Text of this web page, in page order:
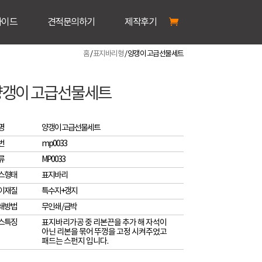
드 견적문의하기 제작후기
홈/표지바리형/ 양갱이 고급선물세트
이 고급선물세트
양갱이 고급선물세트
mp0033
MP0033
형태
표지바리
재질
특수지+갱지
방법
무인쇄 / 금박
특징
표지바리가공 중 리본끈을 추가 해 자석이
아닌 리본을 묶어 뚜껑을 고정 시켜주었고
패드는 스펀지 입니다.